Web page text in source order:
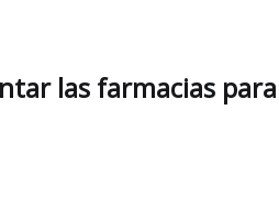
las farmacias